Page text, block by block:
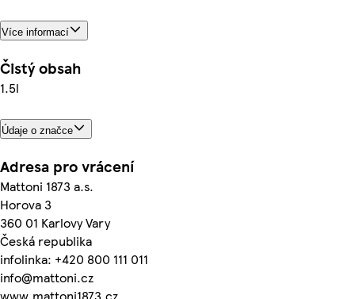
Více informací
Čistý obsah
1.5l
Údaje o značce
Adresa pro vrácení
Mattoni 1873 a.s.
Horova 3
360 01 Karlovy Vary
Česká republika
infolinka: +420 800 111 011
info@mattoni.cz